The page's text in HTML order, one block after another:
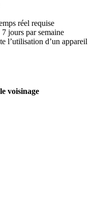
réel requise
jours par semaine
l’utilisation d’un appareil
voisinage